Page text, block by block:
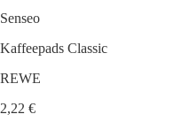
Senseo
Kaffeepads Classic
REWE
2,22 €